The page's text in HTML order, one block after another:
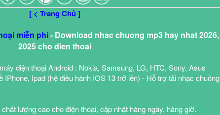
[ < Trang Chủ ]
miễn phí- Download nhac chuong mp3 hay nhat 2026,
2025 cho dien thoai
điện thoại Android : Nokia, Samsung, LG, HTC, Sony, Asus
IPhone, Ipad (hệ điều hành IOS 13 trở lên) - Hỗ trợ tải nhạc chuông
lượng cao cho điện thoại, cập nhật hàng ngày, hàng giờ.